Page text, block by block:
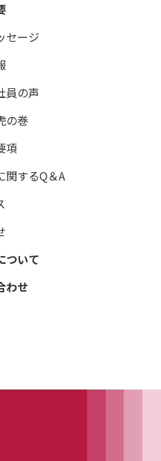
集長も務めている。
士号（MBA）を、
早稲田大学商学部卒
授。専門はマーケテ
、恩藏のマーケテ
グに強くなる』（ち
には『スティグリッ
のマーケティング
セージ
員の声
の巻
項
関するQ＆A
ついて
わせ